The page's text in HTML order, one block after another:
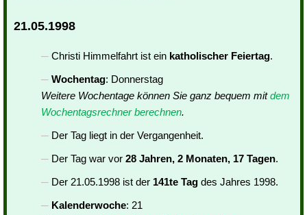
21.05.1998
Christi Himmelfahrt ist ein katholischer Feiertag.
Wochentag: Donnerstag
Weitere Wochentage können Sie ganz bequem mitdem
Wochentagsrechner berechnen.
Der Tag liegt in der Vergangenheit.
Der Tag war vor 28 Jahren, 2 Monaten, 17 Tagen.
Der 21.05.1998 ist der 141te Tag des Jahres 1998.
Kalenderwoche: 21